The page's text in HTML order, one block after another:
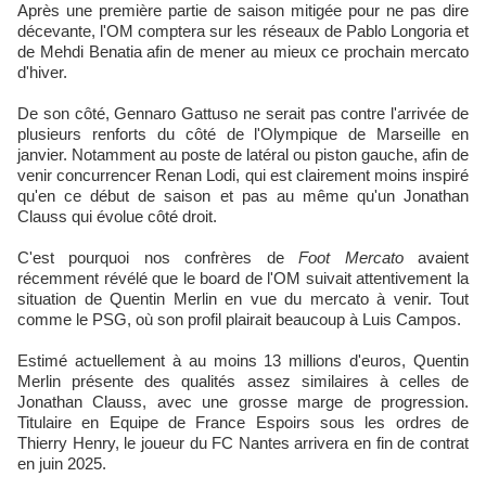
Après une première partie de saison mitigée pour ne pas dire
décevante, l'OM comptera sur les réseaux de Pablo Longoria et
de Mehdi Benatia afin de mener au mieux ce prochain mercato
d'hiver.
De son côté, Gennaro Gattuso ne serait pas contre l'arrivée de
plusieurs renforts du côté de l'Olympique de Marseille en
janvier. Notamment au poste de latéral ou piston gauche, afin de
venir concurrencer Renan Lodi, qui est clairement moins inspiré
qu'en ce début de saison et pas au même qu'un Jonathan
Clauss qui évolue côté droit.
C'est pourquoi nos confrères deFoot Mercatoavaient
récemment révélé que le board de l'OM suivait attentivement la
situation de Quentin Merlin en vue du mercato à venir. Tout
comme le PSG, où son profil plairait beaucoup à Luis Campos.
Estimé actuellement à au moins 13 millions d'euros, Quentin
Merlin présente des qualités assez similaires à celles de
Jonathan Clauss, avec une grosse marge de progression.
Titulaire en Equipe de France Espoirs sous les ordres de
Thierry Henry, le joueur du FC Nantes arrivera en fin de contrat
en juin 2025.